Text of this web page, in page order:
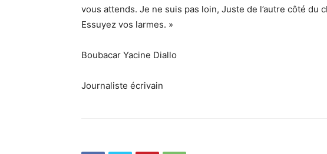
vous attends. Je ne suis pas loin, Juste de l’autre côté du
Essuyez vos larmes. »
Boubacar Yacine Diallo
Journaliste écrivain